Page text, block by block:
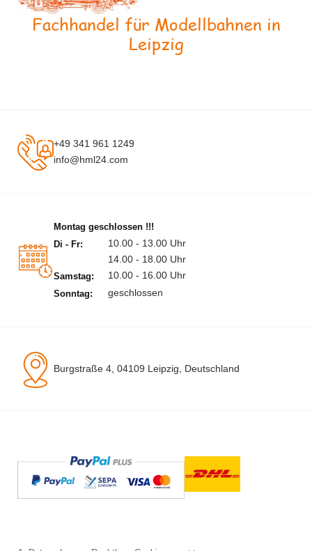
Fachhandel für Modellbahnen in
Leipzig
+49 341 961 1249
info@hml24.com
Montag geschlossen !!!
Di - Fr:
10.00 - 13.00 Uhr
14.00 - 18.00 Uhr
Samstag: 10.00 - 16.00 Uhr
Sonntag: geschlossen
Burgstraße 4, 04109 Leipzig, Deutschland